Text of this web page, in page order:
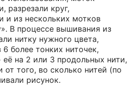
разрезали круг,
и из нескольких мотков
В процессе вышивания из
нитку нужного цвета,
более тонких ниточек,
её на 2 или 3 продольных нити,
от того, во сколько нитей (по
рисунок.